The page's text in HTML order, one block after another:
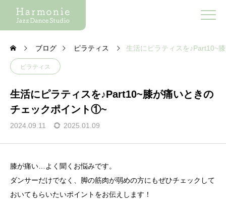
ブログ ピラティス 生活にピラティスを♪Part10~
ピラティス
生活にピラティスを♪Part10~膝が痛いときの
チェックポイント①~
2024.09.11 2025.01.09
膝が痛い…よく聞くお悩みです。
ダンサーだけでなく、脚の筋肉が弱めの方にもぜひチェックして
おいてもらいたいポイントをお伝えします！